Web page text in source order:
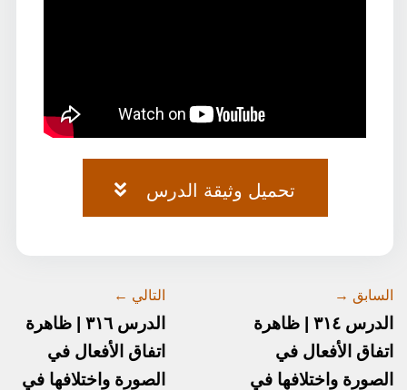
تحميل وثيقة الدرس
السابق →
الدرس ٣١٤ | ظاهرة
اتفاق الأفعال في
الصورة واختلافها في
التالي ←
الدرس ٣١٦ | ظاهرة
اتفاق الأفعال في
الصورة واختلافها في